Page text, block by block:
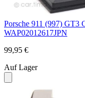
Porsche 911 (997) GT3
WAP02012617JPN
99,95 €
Auf Lager